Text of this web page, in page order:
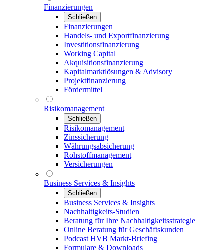
Finanzierungen
Schließen
Finanzierungen
Handels- und Exportfinanzierung
Investitionsfinanzierung
Working Capital
Akquisitionsfinanzierung
Kapitalmarktlösungen & Advisory
Projektfinanzierung
Fördermittel
Risikomanagement
Schließen
Risikomanagement
Zinssicherung
Währungsabsicherung
Rohstoffmanagement
Versicherungen
Business Services & Insights
Schließen
Business Services & Insights
Nachhaltigkeits-Studien
Beratung für Ihre Nachhaltigkeitsstrategie
Online Beratung für Geschäftskunden
Podcast HVB Markt-Briefing
Formulare & Downloads